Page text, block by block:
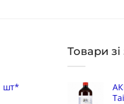
шт*
Товари